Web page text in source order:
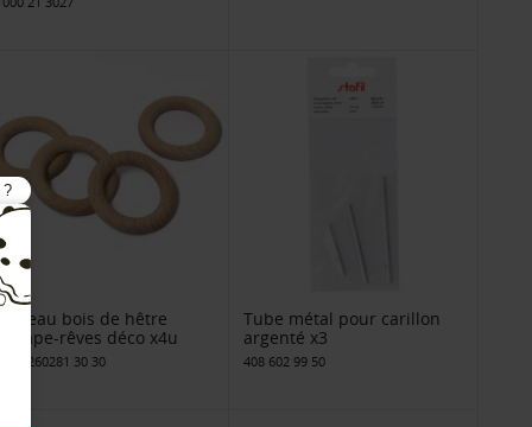
Anneau bois de hêtre
attrape-rêves déco x4u
408 3260281 30 30
Tube métal pour carillon
argenté x3
408 602 99 50